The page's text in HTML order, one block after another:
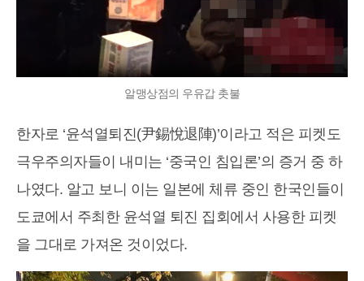
알맹상점의 우유갑 촛불
한자로 ‘윤석열퇴진(尹錫悅退陣)’이라고 적은 피켓도
극우주의자들이 내미는 ‘중국인 침입론’의 증거 중 하
나였다. 알고 보니 이는 일본에 체류 중인 한국인들이
도쿄에서 주최한 윤석열 퇴진 집회에서 사용한 피켓
을 그대로 가져온 것이었다.